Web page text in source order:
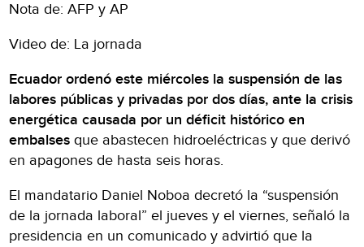
Nota de: AFP y AP
Video de: La jornada
Ecuador ordenó este miércoles la suspensión de las
labores públicas y privadas por dos días, ante la crisis
energética causada por un déficit histórico en
embalses que abastecen hidroeléctricas y que derivó
en apagones de hasta seis horas.
El mandatario Daniel Noboa decretó la “suspensión
de la jornada laboral” el jueves y el viernes, señaló la
presidencia en un comunicado y advirtió que la